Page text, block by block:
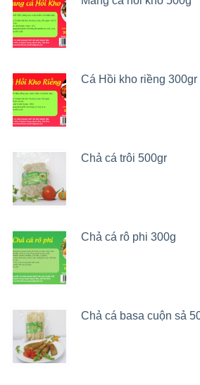
Cá Hồi kho riềng 300gr
Chả cá trôi 500gr
Chả cá rô phi 300g
Chả cá basa cuộn sả